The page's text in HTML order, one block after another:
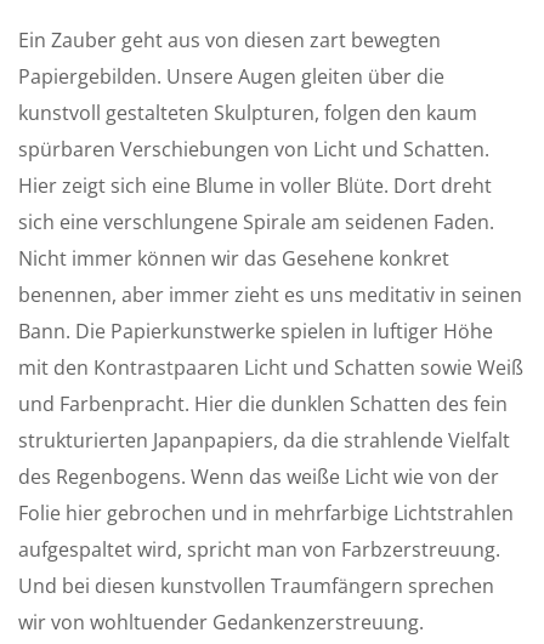
Ein Zauber geht aus von diesen zart bewegten
Papiergebilden. Unsere Augen gleiten über die
kunstvoll gestalteten Skulpturen, folgen den kaum
spürbaren Verschiebungen von Licht und Schatten.
Hier zeigt sich eine Blume in voller Blüte. Dort dreht
sich eine verschlungene Spirale am seidenen Faden.
Nicht immer können wir das Gesehene konkret
benennen, aber immer zieht es uns meditativ in seinen
Bann. Die Papierkunstwerke spielen in luftiger Höhe
mit den Kontrastpaaren Licht und Schatten sowie Weiß
und Farbenpracht. Hier die dunklen Schatten des fein
strukturierten Japanpapiers, da die strahlende Vielfalt
des Regenbogens. Wenn das weiße Licht wie von der
Folie hier gebrochen und in mehrfarbige Lichtstrahlen
aufgespaltet wird, spricht man von Farbzerstreuung.
Und bei diesen kunstvollen Traumfängern sprechen
wir von wohltuender Gedankenzerstreuung.